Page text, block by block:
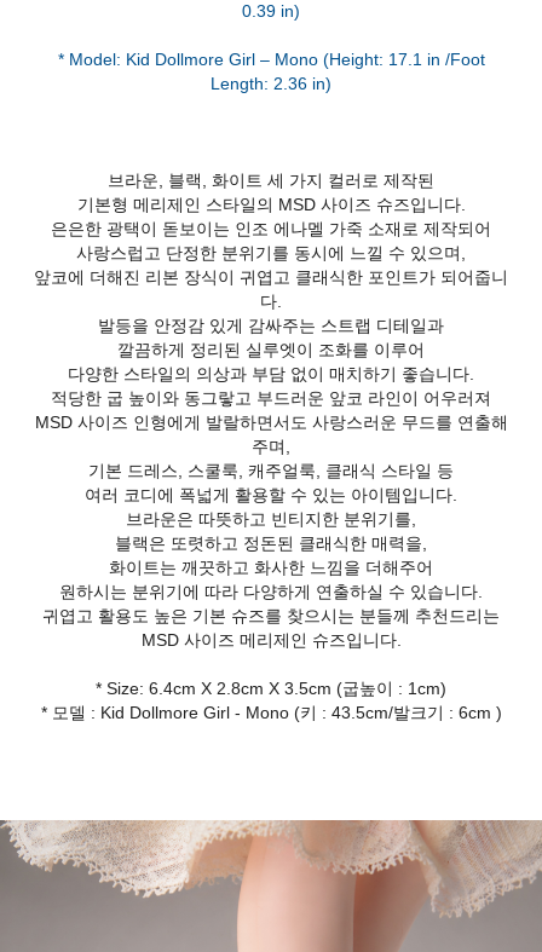
0.39 in)
* Model: Kid Dollmore Girl – Mono (Height: 17.1 in /Foot
Length: 2.36 in)
브라운, 블랙, 화이트 세 가지 컬러로 제작된
기본형 메리제인 스타일의 MSD 사이즈 슈즈입니다.
은은한 광택이 돋보이는 인조 에나멜 가죽 소재로 제작되어
사랑스럽고 단정한 분위기를 동시에 느낄 수 있으며,
앞코에 더해진 리본 장식이 귀엽고 클래식한 포인트가 되어줍니
다.
발등을 안정감 있게 감싸주는 스트랩 디테일과
깔끔하게 정리된 실루엣이 조화를 이루어
다양한 스타일의 의상과 부담 없이 매치하기 좋습니다.
적당한 굽 높이와 동그랗고 부드러운 앞코 라인이 어우러져
MSD 사이즈 인형에게 발랄하면서도 사랑스러운 무드를 연출해
주며,
기본 드레스, 스쿨룩, 캐주얼룩, 클래식 스타일 등
여러 코디에 폭넓게 활용할 수 있는 아이템입니다.
브라운은 따뜻하고 빈티지한 분위기를,
블랙은 또렷하고 정돈된 클래식한 매력을,
화이트는 깨끗하고 화사한 느낌을 더해주어
원하시는 분위기에 따라 다양하게 연출하실 수 있습니다.
귀엽고 활용도 높은 기본 슈즈를 찾으시는 분들께 추천드리는
MSD 사이즈 메리제인 슈즈입니다.
* Size: 6.4cm X 2.8cm X 3.5cm (굽높이 : 1cm)
* 모델 : Kid Dollmore Girl - Mono (키 : 43.5cm/발크기 : 6cm )